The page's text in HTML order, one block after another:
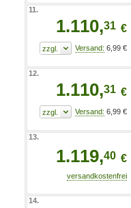
11.
1.110,31 €
6,99 €
12.
1.110,31 €
6,99 €
13.
1.119,40 €
14.